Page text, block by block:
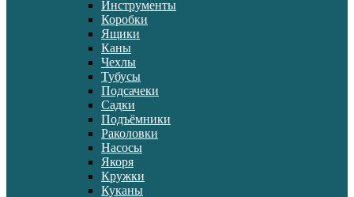
Инструменты
Коробки
Ящики
Каны
Чехлы
Тубусы
Подсачеки
Садки
Подъёмники
Раколовки
Насосы
Якоря
Кружки
Куканы